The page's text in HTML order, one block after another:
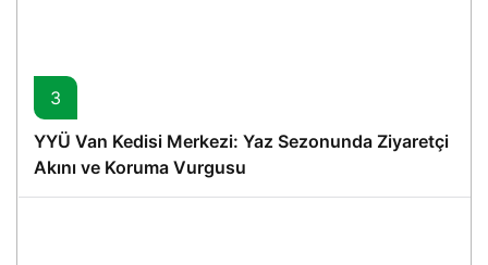
3
YYÜ Van Kedisi Merkezi: Yaz Sezonunda Ziyaretçi
Akını ve Koruma Vurgusu